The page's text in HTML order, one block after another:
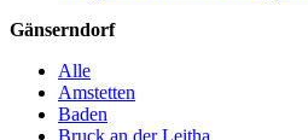
Gänserndorf
Alle
Amstetten
Baden
Bruck an der Leitha